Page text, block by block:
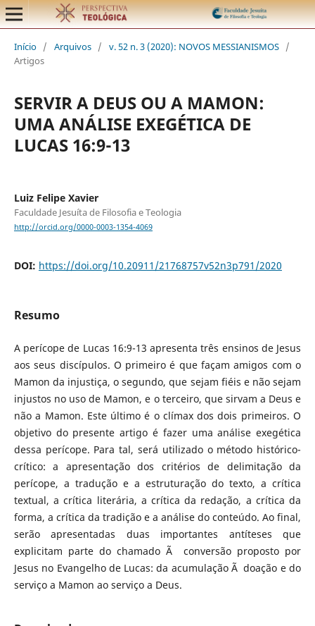
Início / Arquivos / v. 52 n. 3 (2020): NOVOS MESSIANISMOS /
Artigos
SERVIR A DEUS OU A MAMON:
UMA ANÁLISE EXEGÉTICA DE
LUCAS 16:9-13
Luiz Felipe Xavier
Faculdade Jesuíta de Filosofia e Teologia
http://orcid.org/0000-0003-1354-4069
DOI: https://doi.org/10.20911/21768757v52n3p791/2020
Resumo
A perícope de Lucas 16:9-13 apresenta três ensinos de Jesus
aos seus discípulos. O primeiro é que façam amigos com o
Mamon da injustiça, o segundo, que sejam fiéis e não sejam
injustos no uso de Mamon, e o terceiro, que sirvam a Deus e
não a Mamon. Este último é o clímax dos dois primeiros. O
objetivo do presente artigo é fazer uma análise exegética
dessa perícope. Para tal, será utilizado o método histórico-
crítico: a apresentação dos critérios de delimitação da
perícope, a tradução e a estruturação do texto, a crítica
textual, a crítica literária, a crítica da redação, a crítica da
forma, a crítica da tradição e a análise do conteúdo. Ao final,
serão apresentadas duas importantes antíteses que
explicitam parte do chamado Ã conversão proposto por
Jesus no Evangelho de Lucas: da acumulação Ã doação e do
serviço a Mamon ao serviço a Deus.